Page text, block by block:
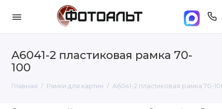
A6041-2 пластиковая рамка 70-
100
Главная Рамки для картин A6041-2 пластиковая рамка 70-